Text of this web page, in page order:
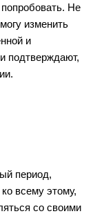
Не
изменить
и
подтверждают,
период,
всему этому,
со своими